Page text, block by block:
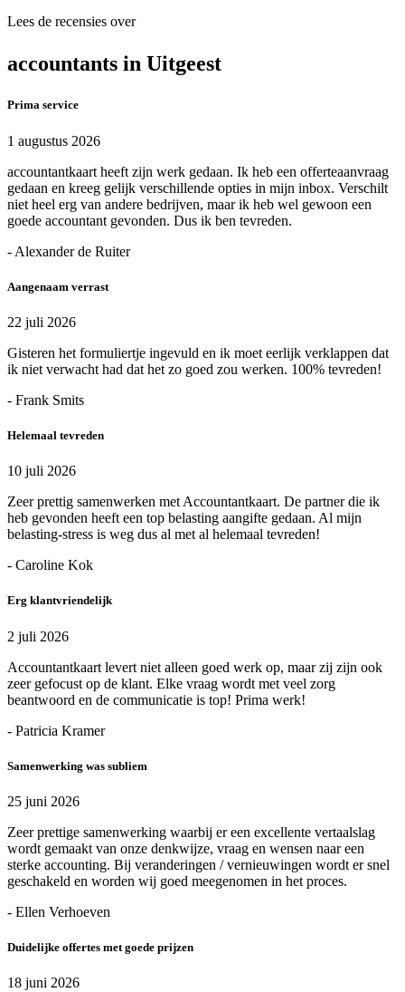
Lees de recensies over
accountants in Uitgeest
Prima service
1 augustus 2026
accountantkaart heeft zijn werk gedaan. Ik heb een offerteaanvraag
gedaan en kreeg gelijk verschillende opties in mijn inbox. Verschilt
niet heel erg van andere bedrijven, maar ik heb wel gewoon een
goede accountant gevonden. Dus ik ben tevreden.
- Alexander de Ruiter
Aangenaam verrast
22 juli 2026
Gisteren het formuliertje ingevuld en ik moet eerlijk verklappen dat
ik niet verwacht had dat het zo goed zou werken. 100% tevreden!
- Frank Smits
Helemaal tevreden
10 juli 2026
Zeer prettig samenwerken met Accountantkaart. De partner die ik
heb gevonden heeft een top belasting aangifte gedaan. Al mijn
belasting-stress is weg dus al met al helemaal tevreden!
- Caroline Kok
Erg klantvriendelijk
2 juli 2026
Accountantkaart levert niet alleen goed werk op, maar zij zijn ook
zeer gefocust op de klant. Elke vraag wordt met veel zorg
beantwoord en de communicatie is top! Prima werk!
- Patricia Kramer
Samenwerking was subliem
25 juni 2026
Zeer prettige samenwerking waarbij er een excellente vertaalslag
wordt gemaakt van onze denkwijze, vraag en wensen naar een
sterke accounting. Bij veranderingen / vernieuwingen wordt er snel
geschakeld en worden wij goed meegenomen in het proces.
- Ellen Verhoeven
Duidelijke offertes met goede prijzen
18 juni 2026